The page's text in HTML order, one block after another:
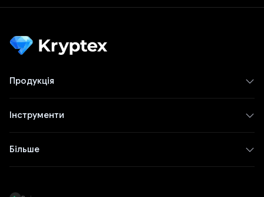
Продукція
Інструменти
Більше